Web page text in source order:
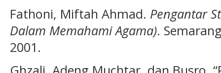
Fathoni, Miftah Ahmad. Pengantar
Dalam Memahami Agama).
2001.